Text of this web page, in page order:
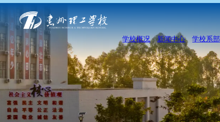
学校概况 新闻中心 学校系部